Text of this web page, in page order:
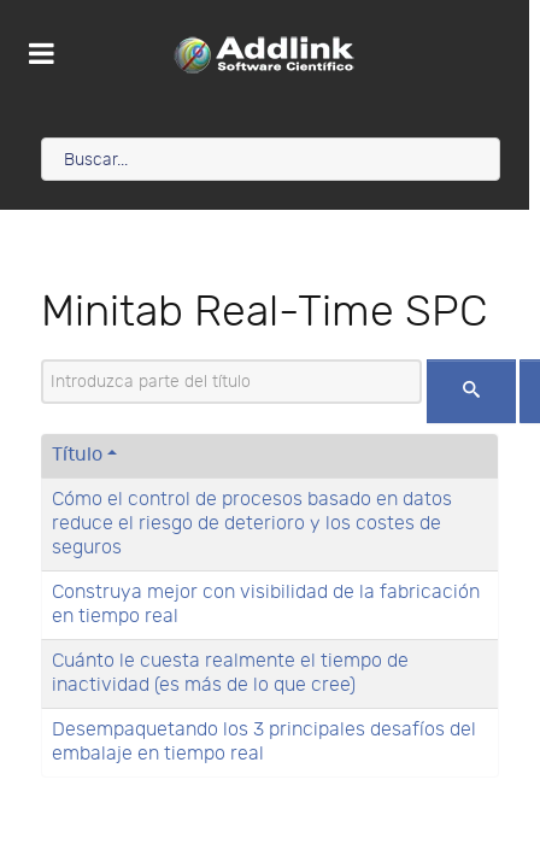
Minitab Real-Time SPC
Introduzca parte del título
Título
Cómo el control de procesos basado en datos
reduce el riesgo de deterioro y los costes de
seguros
Construya mejor con visibilidad de la fabricación
en tiempo real
Cuánto le cuesta realmente el tiempo de
inactividad (es más de lo que cree)
Desempaquetando los 3 principales desafíos del
embalaje en tiempo real